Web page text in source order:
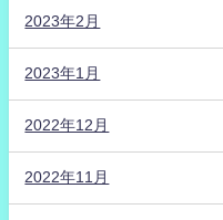
2023年2月
2023年1月
2022年12月
2022年11月